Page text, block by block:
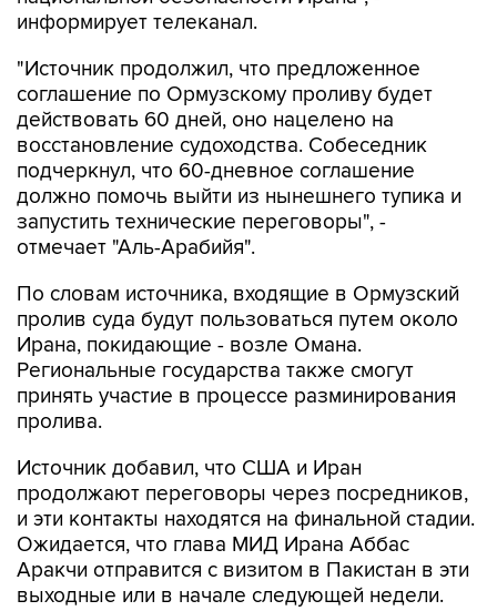
информирует телеканал.
"Источник продолжил, что предложенное
соглашение по Ормузскому проливу будет
действовать 60 дней, оно нацелено на
восстановление судоходства. Собеседник
подчеркнул, что 60-дневное соглашение
должно помочь выйти из нынешнего тупика и
запустить технические переговоры", -
отмечает "Аль-Арабийя".
По словам источника, входящие в Ормузский
пролив суда будут пользоваться путем около
Ирана, покидающие - возле Омана.
Региональные государства также смогут
принять участие в процессе разминирования
пролива.
Источник добавил, что США и Иран
продолжают переговоры через посредников,
и эти контакты находятся на финальной стадии.
Ожидается, что глава МИД Ирана Аббас
Аракчи отправится с визитом в Пакистан в эти
выходные или в начале следующей недели.